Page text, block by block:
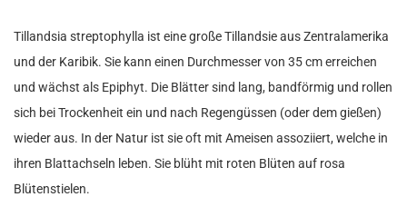
Tillandsia streptophylla ist eine große Tillandsie aus Zentralamerika
und der Karibik. Sie kann einen Durchmesser von 35 cm erreichen
und wächst als Epiphyt. Die Blätter sind lang, bandförmig und rollen
sich bei Trockenheit ein und nach Regengüssen (oder dem gießen)
wieder aus. In der Natur ist sie oft mit Ameisen assoziiert, welche in
ihren Blattachseln leben. Sie blüht mit roten Blüten auf rosa
Blütenstielen.